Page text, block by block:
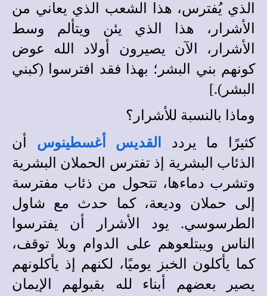
الذي يُفترس، هذا الشعب الذي يعاني من
الأشرار، هذا الذي يئن ويتألم وسط
الأشرار، الآن يصيرون أولاد الله عوض
كونهم بني البشر؛ بهذا فقد افترسوا (كبني
البشر).]
وماذا بالنسبة للأشرار؟
كثيرًا ما يردد
القديس أغسطينوس أن
الذئاب البشرية إذ تفترس الحملان البشرية
وتشرب دماءها، تتحول من ذئاب مفترسة
إلى حملان وديعة، كما حدث مع شاول
الطرسوسي. يود الأشرار أن يفترسوا
الناس ويبتلعوهم على الدوام وبلا توقف،
كما يأكلون الخبز يوميًا، لكنهم إذ يأكلونهم
يصير بعضهم أبناء لله بقبولهم الإيمان